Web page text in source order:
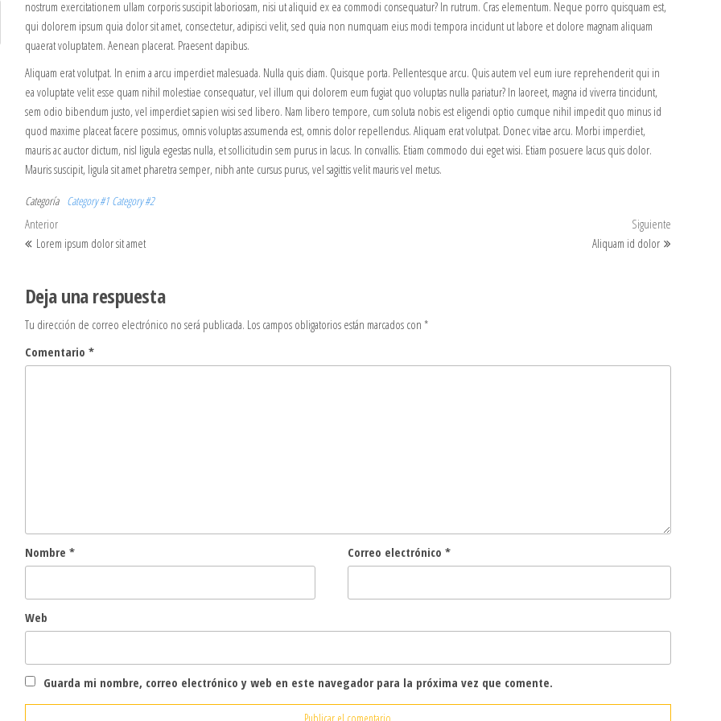
nostrum exercitationem ullam corporis suscipit laboriosam, nisi ut aliquid ex ea commodi consequatur? In rutrum. Cras elementum. Neque porro quisquam est,
qui dolorem ipsum quia dolor sit amet, consectetur, adipisci velit, sed quia non numquam eius modi tempora incidunt ut labore et dolore magnam aliquam
quaerat voluptatem. Aenean placerat. Praesent dapibus.
Aliquam erat volutpat. In enim a arcu imperdiet malesuada. Nulla quis diam. Quisque porta. Pellentesque arcu. Quis autem vel eum iure reprehenderit qui in
ea voluptate velit esse quam nihil molestiae consequatur, vel illum qui dolorem eum fugiat quo voluptas nulla pariatur? In laoreet, magna id viverra tincidunt,
sem odio bibendum justo, vel imperdiet sapien wisi sed libero. Nam libero tempore, cum soluta nobis est eligendi optio cumque nihil impedit quo minus id
quod maxime placeat facere possimus, omnis voluptas assumenda est, omnis dolor repellendus. Aliquam erat volutpat. Donec vitae arcu. Morbi imperdiet,
mauris ac auctor dictum, nisl ligula egestas nulla, et sollicitudin sem purus in lacus. In convallis. Etiam commodo dui eget wisi. Etiam posuere lacus quis dolor.
Mauris suscipit, ligula sit amet pharetra semper, nibh ante cursus purus, vel sagittis velit mauris vel metus.
Categoría Category #1 Category #2
Navegación de entradas
Entrada anterior
Anterior
Lorem ipsum dolor sit amet
Siguiente
Aliquam id dolor
Deja una respuesta
Tu dirección de correo electrónico no será publicada. Los campos obligatorios están marcados con *
Comentario *
Nombre * Correo electrónico*
Web
Guarda mi nombre, correo electrónico y web en este navegador para la próxima vez que comente.